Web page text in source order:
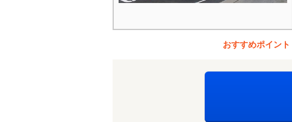
おすすめポイント